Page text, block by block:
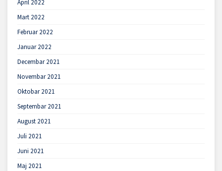
April 2022
Mart 2022
Februar 2022
Januar 2022
Decembar 2021
Novembar 2021
Oktobar 2021
Septembar 2021
August 2021
Juli 2021
Juni 2021
Maj 2021